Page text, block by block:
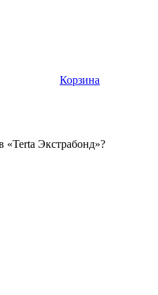
Корзина
«Terta Экстрабонд»?